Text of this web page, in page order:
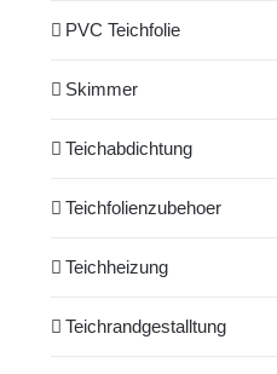
PVC Teichfolie
Skimmer
Teichabdichtung
Teichfolienzubehoer
Teichheizung
Teichrandgestalltung